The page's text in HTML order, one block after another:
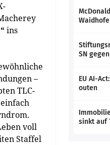
ins
–
TLC-
voll
Staffel
SN
EU AI-
outen
sinkt auf